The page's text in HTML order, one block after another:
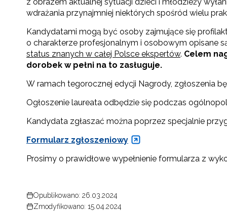
wdrażania przynajmniej niektórych spośród wielu
Kandydatami mogą być osoby zajmujące się
o charakterze profesjonalnym i osobowym opisane
status znanych w całej Polsce ekspertów. Celem
dorobek w pełni na to zasługuje.
W ramach tegorocznej edycji Nagrody, zgłoszenia
Ogłoszenie laureata odbędzie się podczas
Kandydata zgłaszać można poprzez specjalnie
Formularz zgłoszeniowy
Prosimy o prawidłowe wypełnienie formularza z
Opublikowano: 26.03.2024
Zmodyfikowano: 15.04.2024